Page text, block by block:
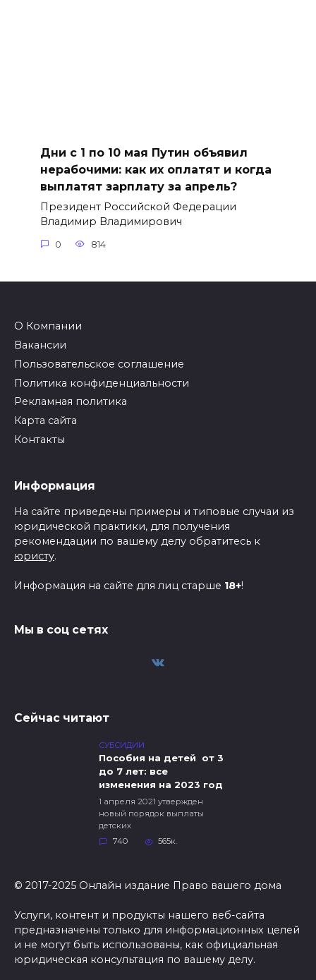
Дни с 1 по 10 мая Путин объявил
нерабочими: как их оплатят и когда
выплатят зарплату за апрель?
Президент Российской Федерации
Владимир Владимирович
0 814
О Компании
Вакансии
Пользовательское соглашение
Политика конфиденциальности
Рекламная политика
Карта сайта
Контакты
Информация
На сайте приведены примеры и типовые случаи из
юридической практики, для получения
рекомендации по вашему делу обратитесь к
юристу.
Информация на сайте для лиц старше 18+!
Мы в соц сетях
Сейчас читают
СУБСИДИИ
Пособия на детей от 3
до 7 лет: все
изменения на 2023 год
1 апреля 2021 утвержден
новый порядок выплаты
детских
740
565к.
© 2017-2025 Онлайн издание Право вашего дома
Услуги, контент и продукты нашего веб-сайта
предназначены только для информационных целей
и не могут быть использованы, как официальная
юридическая консультация по вашему делу.